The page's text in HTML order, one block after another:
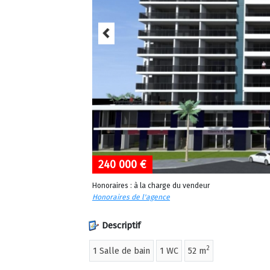
240 000 €
Honoraires : à la charge du vendeur
Honoraires de l'agence
Descriptif
1 Salle de bain 1 WC 52 m2